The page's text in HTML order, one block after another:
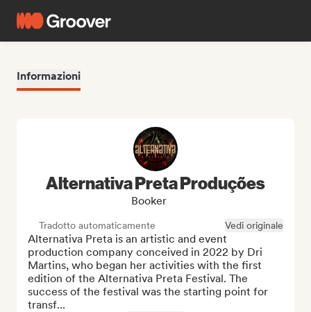
Informazioni
Alternativa Preta Produções
Booker
Tradotto automaticamente Vedi originale
Alternativa Preta is an artistic and event
production company conceived in 2022 by Dri
Martins, who began her activities with the first
edition of the Alternativa Preta Festival. The
success of the festival was the starting point for
transf...